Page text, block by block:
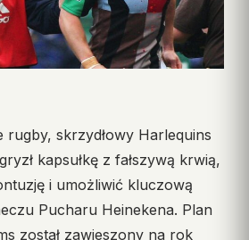
rugby, skrzydłowy Harlequins
kapsułkę z fałszywą krwią,
i umożliwić kluczową
Pucharu Heinekena. Plan
został zawieszony na rok